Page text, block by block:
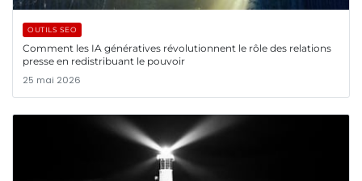
OUTILS SEO
Comment les IA génératives révolutionnent le rôle des relations
presse en redistribuant le pouvoir
25 mai 2026